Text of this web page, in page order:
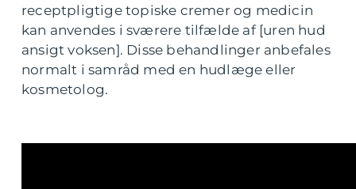
receptpligtige topiske cremer og medicin
kan anvendes i sværere tilfælde af [uren hud
ansigt voksen]. Disse behandlinger anbefales
normalt i samråd med en hudlæge eller
kosmetolog.